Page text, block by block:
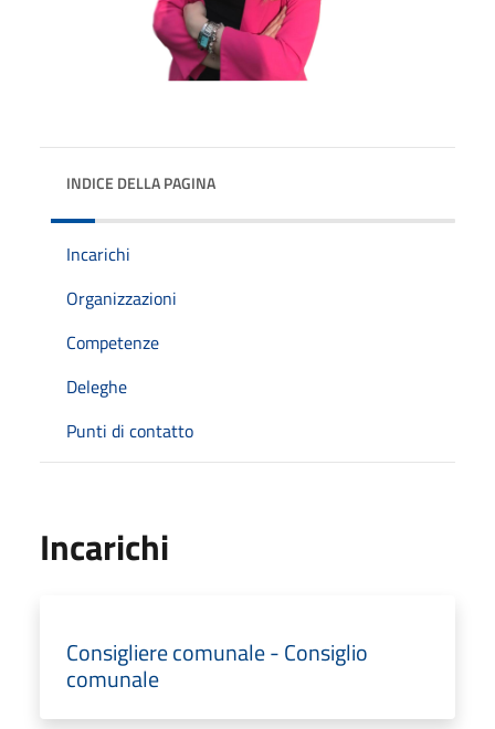
INDICE DELLA PAGINA
Incarichi
Organizzazioni
Competenze
Deleghe
Punti di contatto
Incarichi
Consigliere comunale - Consiglio
comunale